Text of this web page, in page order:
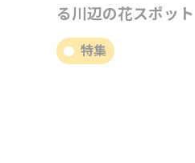
る川辺の花スポット
特集